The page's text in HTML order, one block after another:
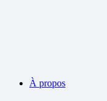
À propos